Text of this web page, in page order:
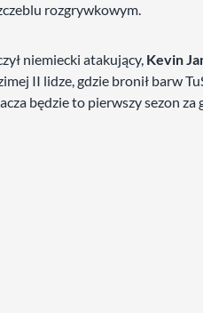
rozgrywkowym.
niemiecki atakujący, Kevin
II lidze, gdzie bronił barw
będzie to pierwszy sezon za